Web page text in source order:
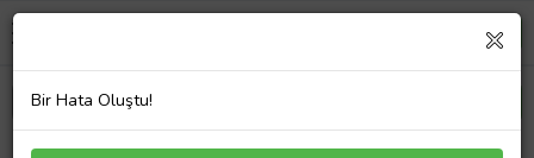
Bir Hata Oluştu!